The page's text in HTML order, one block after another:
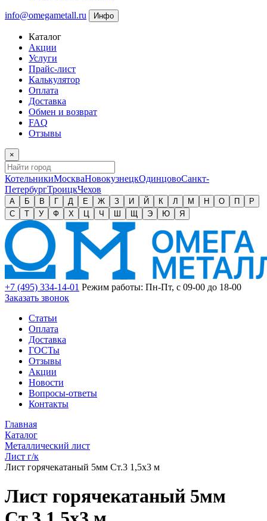
info@omegametall.ru Инфо
Каталог
Акции
Услуги
Прайс-лист
Калькулятор
Оплата
Доставка
Обмен и возврат
FAQ
Отзывы
×
КотельникиМоскваНовокузнецкОдинцовоСанкт-
ПетербургТроицкЧехов
А Б В Г Д Е Ж З И Й К Л М Н О П
Р
С
Т У Ф Х Ц Ч Ш Щ Э Ю Я
+7 (495) 334-14-01 Режим работы: Пн-Пт, с 09-00 до 18-00
Заказать звонок
Статьи
Оплата
Доставка
ГОСТы
Отзывы
Акции
Новости
Вопросы-ответы
Контакты
Главная
Каталог
Металлический лист
Лист г/к
Лист горячекатаный 5мм Ст.3 1,5х3 м
Лист горячекатаный 5мм